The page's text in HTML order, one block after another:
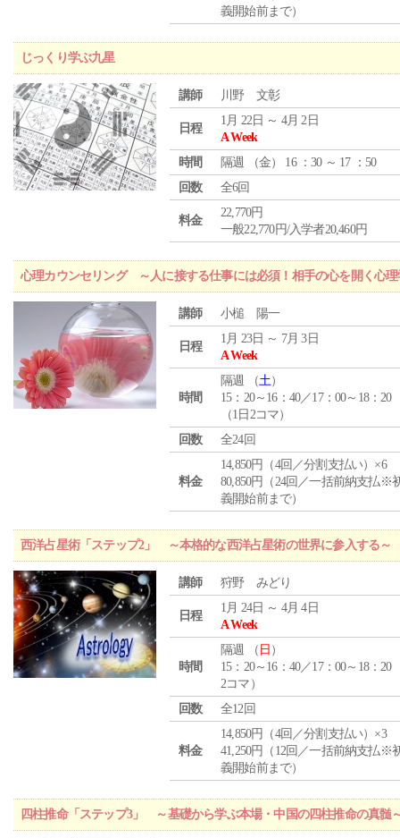
義開始前まで）
じっくり学ぶ九星
講師 川野 文彰
日程
1月 22日 ～ 4月 2日
A Week
時間
隔週 （金） 16 ：30 ～ 17 ：50
回数
全6回
料金
22,770円
一般22,770円/入学者20,460円
心理カウンセリング ～人に接する仕事には必須！相手の心を開く心理
講師 小槌 陽一
日程
1月 23日 ～ 7月 3日
A Week
時間
隔週 （土）
15：20～16：40／17：00～18：20
（1日2コマ）
回数
全24回
料金
14,850円（4回／分割支払い）×6
80,850円（24回／一括前納支払※
義開始前まで）
西洋占星術「ステップ2」 ～本格的な西洋占星術の世界に参入する～
講師 狩野 みどり
日程
1月 24日 ～ 4月 4日
A Week
時間
隔週 （ 日 ）
15：20～16：40／17：00～18：20
2コマ）
回数
全12回
料金
14,850円（4回／分割支払い）×3
41,250円（12回／一括前納支払※
義開始前まで）
四柱推命「ステップ3」 ～基礎から学ぶ本場・中国の四柱推命の真髄